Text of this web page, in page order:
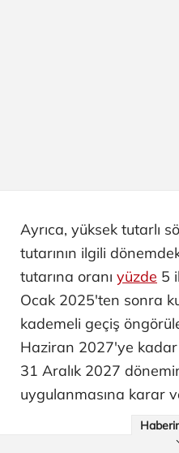
Ayrıca, yüksek tutarlı
tutarının ilgili
tutarına oranı yüzde 5
Ocak 2025'ten sonra
kademeli geçiş
Haziran 2027'ye
31 Aralık 2027
uygulanmasına karar